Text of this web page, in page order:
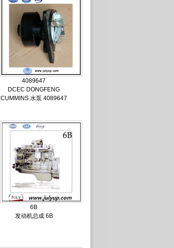
4089647
DCEC DONGFENG
CUMMINS 水泵 4089647
6B
发动机总成 6B